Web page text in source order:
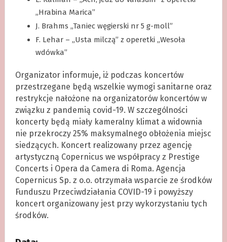
„Hrabina Marica”
J. Brahms „Taniec węgierski nr 5 g-moll”
F. Lehar – „Usta milczą” z operetki „Wesoła
wdówka”
Organizator informuje, iż podczas koncertów
przestrzegane będą wszelkie wymogi sanitarne oraz
restrykcje nałożone na organizatorów koncertów w
związku z pandemią covid-19. W szczególności
koncerty będą miały kameralny klimat a widownia
nie przekroczy 25% maksymalnego obłożenia miejsc
siedzących. Koncert realizowany przez agencję
artystyczną Copernicus we współpracy z Prestige
Concerts i Opera da Camera di Roma. Agencja
Copernicus Sp. z o.o. otrzymała wsparcie ze środków
Funduszu Przeciwdziałania COVID-19 i powyższy
koncert organizowany jest przy wykorzystaniu tych
środków.